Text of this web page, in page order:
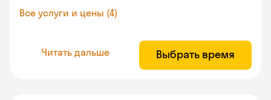
Все услуги и цены (4)
Читать дальше Выбрать время